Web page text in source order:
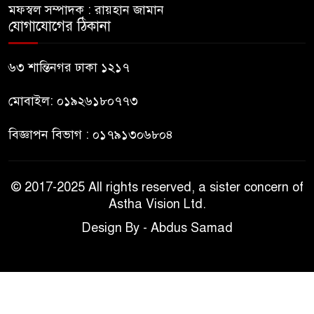
মফস্বল সম্পাদক : রায়হান জামান
যোগাযোগের ঠিকানা
৬৩ শান্তিনগর ঢাকা ১২১৭
মোবাইল: ০১৯২৬১৮০৭৭৩
বিজ্ঞাপন বিভাগ : ০১৭৯১৩০৬৮০৪
© 2017-2025 All rights reserved, a sister concern of
Astha Vision Ltd.
Design By - Abdus Samad